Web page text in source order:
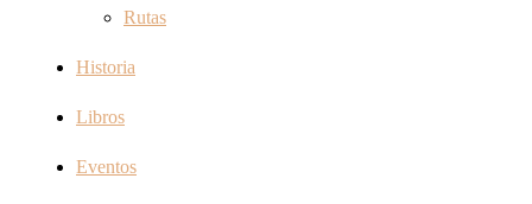
Rutas
Historia
Libros
Eventos